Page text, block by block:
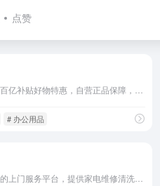
点赞
# 办公用品